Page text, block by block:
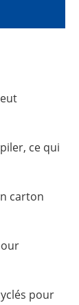
ce qui
carton
pour